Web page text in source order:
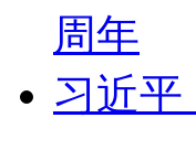
周年
习近